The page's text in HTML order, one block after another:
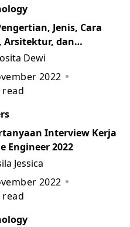
Jenis, Cara
Arsitektur, dan
Dewi
2022
read
Interview Kerja
Engineer 2022
Jessica
2022
read